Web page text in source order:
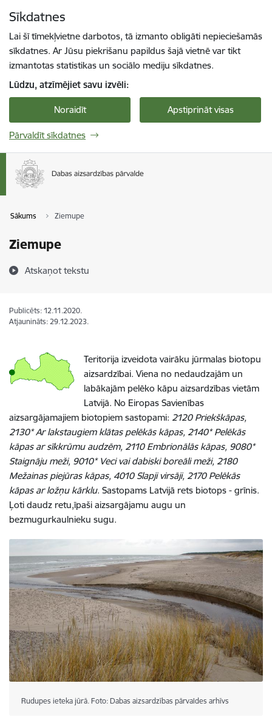
Sīkdatnes
Lai šī tīmekļvietne darbotos, tā izmanto obligāti nepieciešamās
sīkdatnes. Ar Jūsu piekrišanu papildus šajā vietnē var tikt
izmantotas statistikas un sociālo mediju sīkdatnes.
Lūdzu, atzīmējiet savu izvēli:
Noraidīt Apstiprināt visas
Pārvaldīt sīkdatnes
Sākums Ziemupe
Ziemupe
Atskaņot tekstu
Publicēts: 12.11.2020.
Atjaunināts: 29.12.2023.
Teritorija izveidota vairāku jūrmalas biotopu
aizsardzībai. Viena no nedaudzajām un
labākajām pelēko kāpu aizsardzības vietām
Latvijā. No Eiropas Savienības
aizsargājamajiem biotopiem sastopami: 2120 Priekškāpas,
2130* Ar lakstaugiem klātas pelēkās kāpas, 2140* Pelēkās
kāpas ar sīkkrūmu audzēm, 2110 Embrionālās kāpas, 9080*
Staignāju meži, 9010* Veci vai dabiski boreāli meži, 2180
Mežainas piejūras kāpas, 4010 Slapji virsāji, 2170 Pelēkās
kāpas ar ložņu kārklu. Sastopams Latvijā rets biotops - grīnis.
Ļoti daudz retu,īpaši aizsargājamu augu un
bezmugurkaulnieku sugu.
Rudupes ieteka jūrā. Foto: Dabas aizsardzības pārvaldes arhīvs